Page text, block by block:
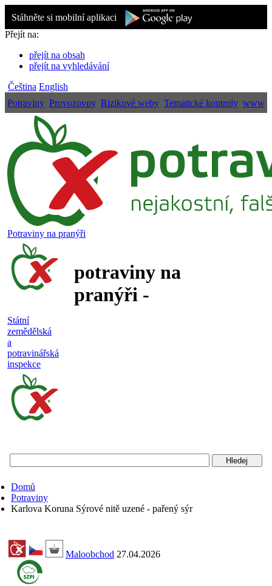
Stáhněte si mobilní aplikaci
Přejít na:
přejít na obsah
přejít na vyhledávání
Čeština English
Potraviny Provozovny Rizikové weby Tematické kontroly www
Potraviny na pranýři
potraviny na
pranýři -
Státní
zemědělská
a
potravinářská
inspekce
potravinářská
Domů
Potraviny
Karlova Koruna Sýrové nitě uzené - pařený sýr
Maloobchod 27.04.2026